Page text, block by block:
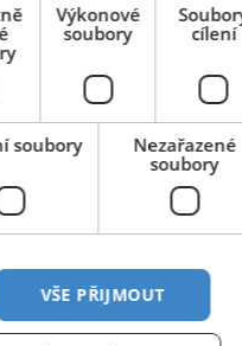
krajÚstecký kraj
reklama
Výkonové
soubory
cílení
soubory
Nezařazené
soubory
VŠE PŘIJMOUT